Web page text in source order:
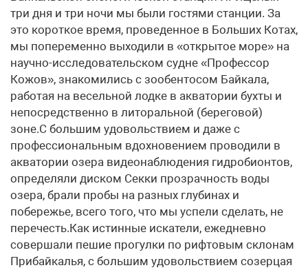
три дня и три ночи мы были гостями станции. За
это короткое время, проведенное в Больших Котах,
мы попеременно выходили в «открытое море» на
научно-исследовательском судне «Профессор
Кожов», знакомились с зообентосом Байкала,
работая на весельной лодке в акватории бухты и
непосредственно в литоральной (береговой)
зоне.С большим удовольствием и даже с
профессиональным вдохновением проводили в
акватории озера видеонаблюдения гидробионтов,
определяли диском Секки прозрачность воды
озера, брали пробы на разных глубинах и
побережье, всего того, что мы успели сделать, не
перечесть.Как истинные искатели, ежедневно
совершали пешие прогулки по рифтовым склонам
Прибайкалья, с большим удовольствием созерцая